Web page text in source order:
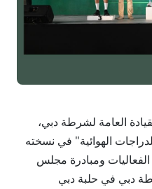
القيادة العامة لشرطة دبي،
الهوائية" في نسخته
الفعاليات ومبادرة مجلس
دبي في حلبة دبي